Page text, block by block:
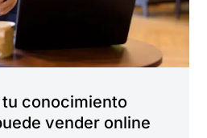
conocimiento
vender online